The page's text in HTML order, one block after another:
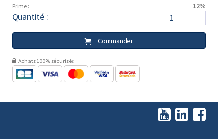
Prime : 12%
Quantité :
Commander
Achats 100% sécurisés